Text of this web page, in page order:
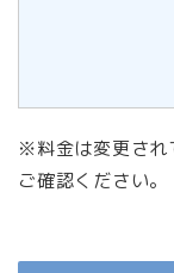
※料金は変更され
ご確認ください。